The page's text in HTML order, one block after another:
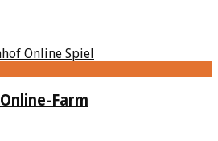
Farm